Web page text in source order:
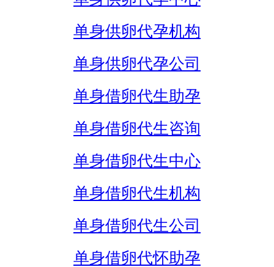
单身供卵代孕机构
单身供卵代孕公司
单身借卵代生助孕
单身借卵代生咨询
单身借卵代生中心
单身借卵代生机构
单身借卵代生公司
单身借卵代怀助孕